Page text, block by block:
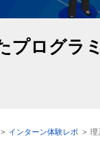
プログラ
> インターン体験レポ > 理